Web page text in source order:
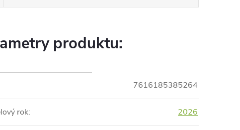
produktu:
7616185385264
rok: 2026